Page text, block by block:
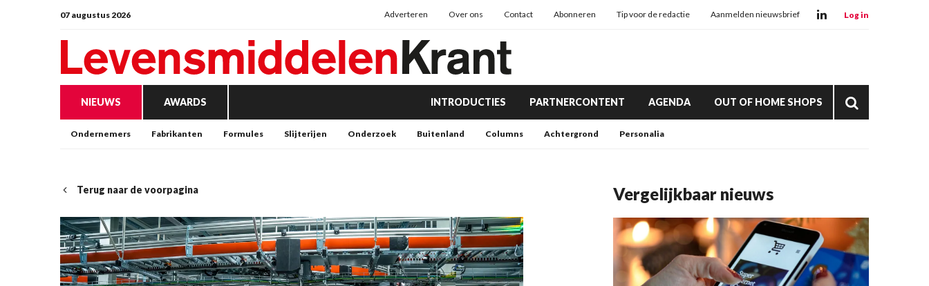
07 augustus 2026 Adverteren Over ons Contact Abonneren Tip voor de redactie Aanmelden nieuwsbrief Log in
NIEUWS AWARDS INTRODUCTIES PARTNERCONTENT AGENDA OUT OF HOME SHOPS
Ondernemers Fabrikanten Formules Slijterijen Onderzoek Buitenland Columns Achtergrond Personalia
Terug naar de voorpagina Vergelijkbaar nieuws